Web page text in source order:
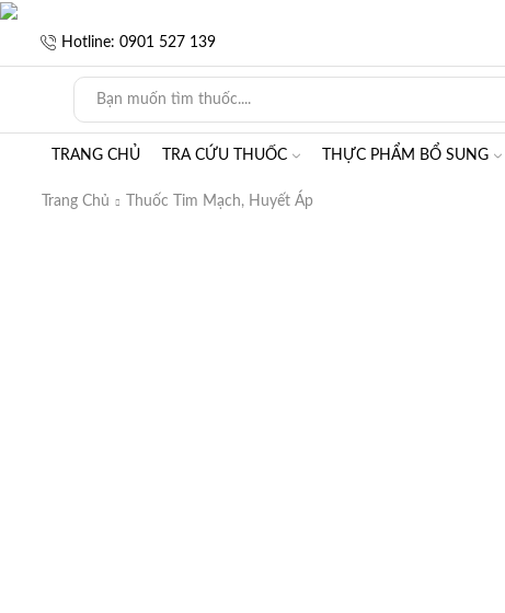
Hotline: 0901 527 139
TRANG CHỦ TRA CỨU THUỐC THỰC PHẨM BỔ SUNG
Trang Chủ Thuốc Tim Mạch, Huyết Áp